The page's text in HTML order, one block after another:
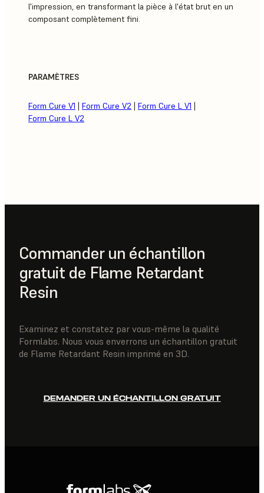
l'impression, en transformant la pièce à l'état brut en un
composant complètement fini.
PARAMÈTRES
Form Cure V1 | Form Cure V2 | Form Cure L V1 |
Form Cure L V2
Commander un échantillon
gratuit de Flame Retardant
Resin
Examinez et constatez par vous-même la qualité
Formlabs. Nous vous enverrons un échantillon gratuit
de Flame Retardant Resin imprimé en 3D.
DEMANDER UN ÉCHANTILLON GRATUIT